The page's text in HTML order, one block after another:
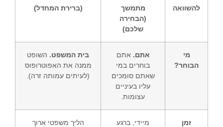
להשוואה
מתמשך
(הבחירה
שלכם)
(ברירת המחדל)
מי
הבוחר?
אתם. אתם
בוחרים במי
שאתם סומכים
עליו בעיניים
עצומות.
בית המשפט. השופט
ממנה את האפוטרופוס
(לעיתים עמותה זרה).
זמן
מיידי, ברגע
הליך משפטי ארוך